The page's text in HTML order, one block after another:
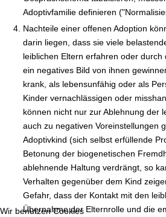
Adoptivfamilie definieren
Nachteile einer offenen Adoption
darin liegen, dass sie viele
leiblichen Eltern erfahren oder
ein negatives Bild von ihnen
krank, als lebensunfähig oder als
Kinder vernachlässigen oder
können nicht nur zur Ablehnung der
auch zu negativen Voreinstellungen
Adoptivkind (sich selbst erfüllende
Betonung der biogenetischen
ablehnende Haltung verdrängt, so
Verhalten gegenüber dem Kind
Gefahr, dass der Kontakt mit den
Übernahme der Elternrolle und die
Wir benutzen Cookies